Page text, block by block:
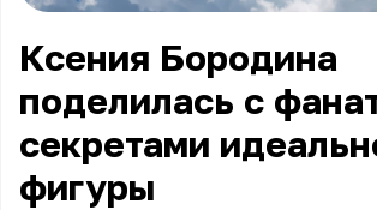
Ксения Бородина
поделилась с
секретами
фигуры